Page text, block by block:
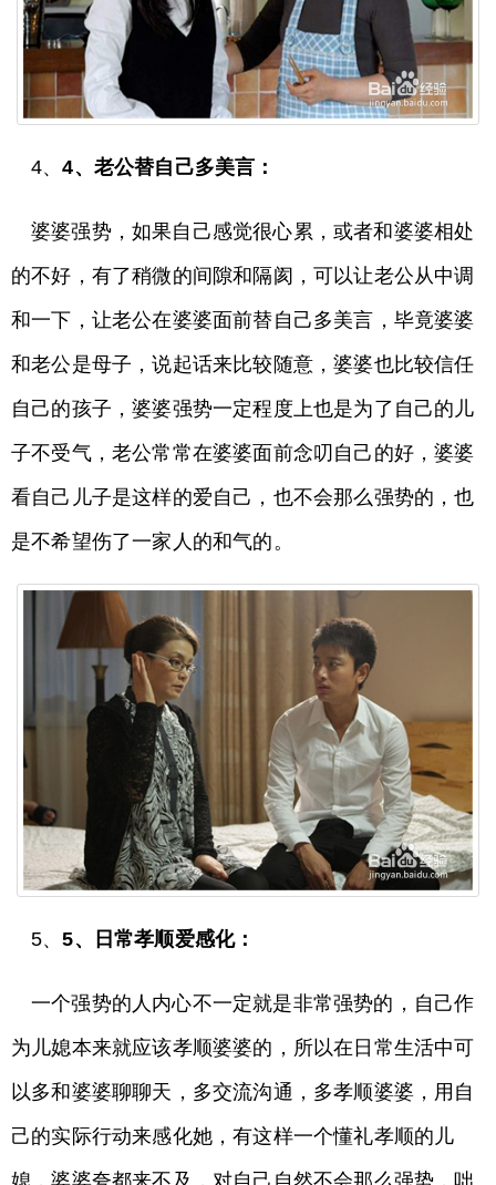
4、4、老公替自己多美言：
婆婆强势，如果自己感觉很心累，或者和婆婆相处
的不好，有了稍微的间隙和隔阂，可以让老公从中调
和一下，让老公在婆婆面前替自己多美言，毕竟婆婆
和老公是母子，说起话来比较随意，婆婆也比较信任
自己的孩子，婆婆强势一定程度上也是为了自己的儿
子不受气，老公常常在婆婆面前念叨自己的好，婆婆
看自己儿子是这样的爱自己，也不会那么强势的，也
是不希望伤了一家人的和气的。
5、5、日常孝顺爱感化：
一个强势的人内心不一定就是非常强势的，自己作
为儿媳本来就应该孝顺婆婆的，所以在日常生活中可
以多和婆婆聊聊天，多交流沟通，多孝顺婆婆，用自
己的实际行动来感化她，有这样一个懂礼孝顺的儿